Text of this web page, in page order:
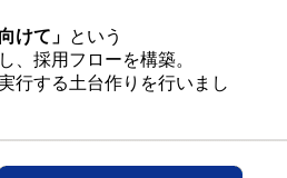
けて」 という
、採用フローを構築。
行する土台作りを行いまし